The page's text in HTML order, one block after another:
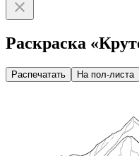
Раскраска
Распечатать На пол-листа